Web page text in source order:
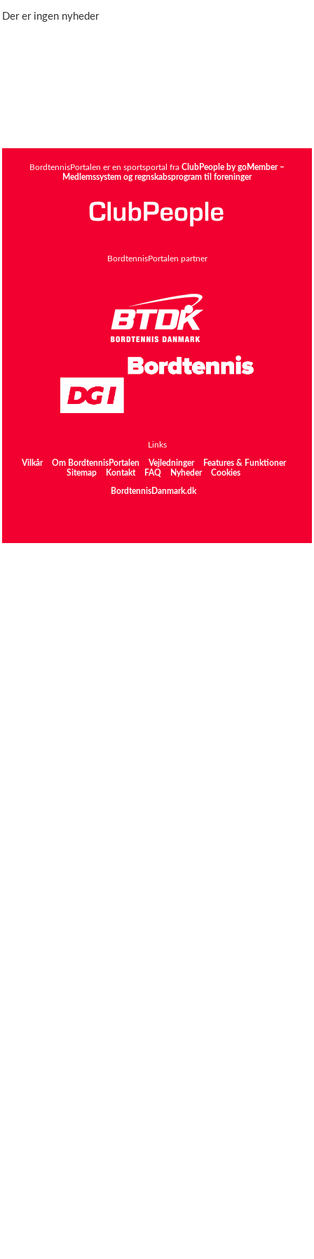
Der er ingen nyheder
BordtennisPortalen er en sportsportal fra ClubPeople by goMember –
Medlemssystem og regnskabsprogram til foreninger
BordtennisPortalen partner
Links
Vilkår Om BordtennisPortalen Vejledninger
Features & Funktioner
Sitemap
Kontakt FAQ Nyheder Cookies
BordtennisDanmark.dk